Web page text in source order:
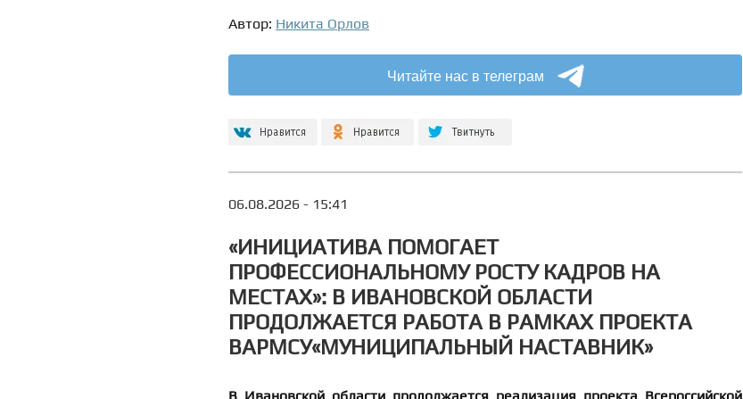
Автор: Никита Орлов
Читайте нас в телеграм
06.08.2026 - 15:41
«ИНИЦИАТИВА ПОМОГАЕТ
ПРОФЕССИОНАЛЬНОМУ РОСТУ КАДРОВ НА
МЕСТАХ»: В ИВАНОВСКОЙ ОБЛАСТИ
ПРОДОЛЖАЕТСЯ РАБОТА В РАМКАХ ПРОЕКТА
ВАРМСУ«МУНИЦИПАЛЬНЫЙ НАСТАВНИК»